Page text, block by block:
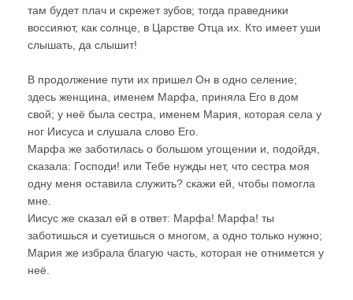
там будет плач и скрежет зубов; тогда праведники
воссияют, как солнце, в Царстве Отца их. Кто имеет уши
слышать, да слышит!
В продолжение пути их пришел Он в одно селение;
здесь женщина, именем Марфа, приняла Его в дом
свой; у неё была сестра, именем Мария, которая села у
ног Иисуса и слушала слово Его.
Марфа же заботилась о большом угощении и, подойдя,
сказала: Господи! или Тебе нужды нет, что сестра моя
одну меня оставила служить? скажи ей, чтобы помогла
мне.
Иисус же сказал ей в ответ: Марфа! Марфа! ты
заботишься и суетишься о многом, а одно только нужно;
Мария же избрала благую часть, которая не отнимется у
неё.